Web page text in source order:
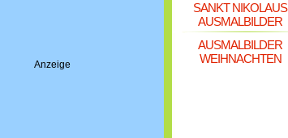
Anzeige
SANKT NIKOLAUS
AUSMALBILDER
AUSMALBILDER
WEIHNACHTEN